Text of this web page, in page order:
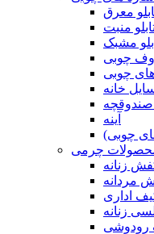
معرق
منبت
مشبک
چوبی
چوبی
خانه
صندوقچه
آینه
چوبی)
چرمی
زنانه
مردانه
اداری
زنانه
رودوشی